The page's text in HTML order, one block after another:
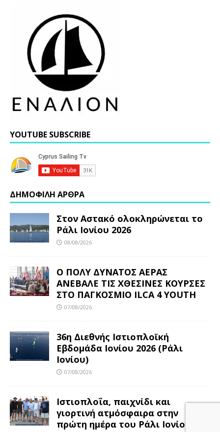
YOUTUBE SUBSCRIBE
ΔΗΜΟΦΙΛΗ ΑΡΘΡΑ
Στον Αστακό ολοκληρώνεται το
Ράλι Ιονίου 2026
08/08/2026
Ο ΠΟΛΥ ΔΥΝΑΤΟΣ ΑΕΡΑΣ
ΑΝΕΒΑΛΕ ΤΙΣ ΧΘΕΣΙΝΕΣ ΚΟΥΡΣΕΣ
ΣΤΟ ΠΑΓΚΟΣΜΙΟ ILCA 4 YOUTH
07/08/2026
36η Διεθνής Ιστιοπλοϊκή
Εβδομάδα Ιονίου 2026 (Ράλι
Ιονίου)
07/08/2026
Ιστιοπλοΐα, παιχνίδι και
γιορτινή ατμόσφαιρα στην
πρώτη ημέρα του Ράλι Ιονίου